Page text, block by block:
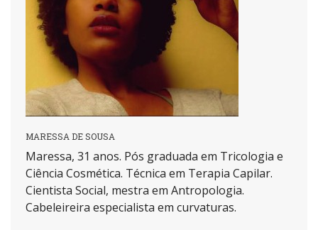
MARESSA DE SOUSA
Maressa, 31 anos. Pós graduada em Tricologia e
Ciência Cosmética. Técnica em Terapia Capilar.
Cientista Social, mestra em Antropologia.
Cabeleireira especialista em curvaturas.